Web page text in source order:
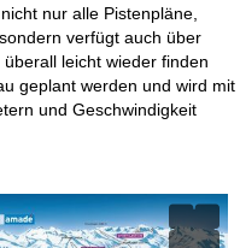
nur alle Pistenpläne,
verfügt auch über
leicht wieder finden
geplant werden und wird mit
und Geschwindigkeit